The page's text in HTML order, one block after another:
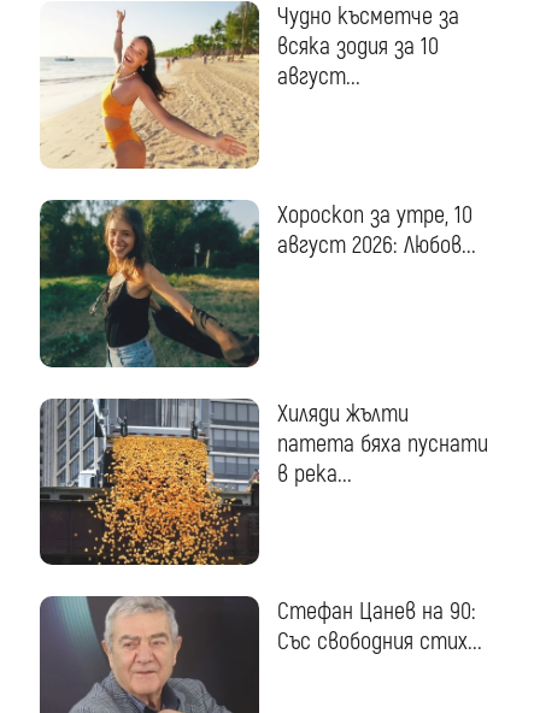
Чудно късметче за
всяка зодия за 10
август...
Хороскоп за утре, 10
август 2026: Любов...
Хиляди жълти
патета бяха пуснати
в река...
Стефан Цанев на 90:
Със свободния стих...